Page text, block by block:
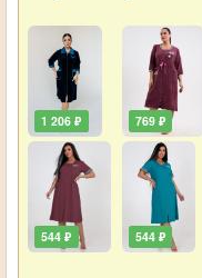
1 206 ₽
544 ₽
769 ₽
544 ₽